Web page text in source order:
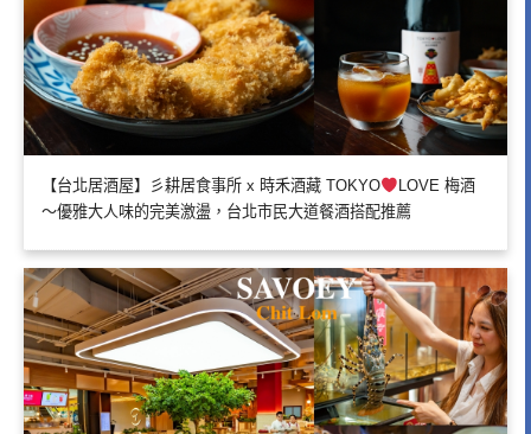
【台北居酒屋】彡耕居食事所 x 時禾酒藏 TOKYO
LOVE 梅酒
～優雅大人味的完美激盪，台北市民大道餐酒搭配推薦